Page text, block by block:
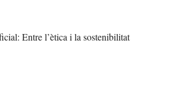
Entre l’ètica i la sostenibilitat